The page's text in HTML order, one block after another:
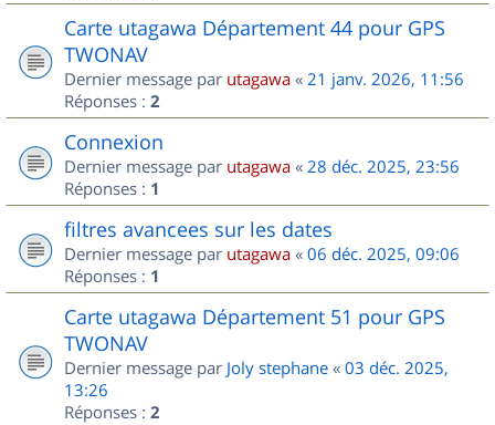
Carte utagawa Département 44 pour GPS
TWONAV
Dernier message par utagawa « 21 janv. 2026, 11:56
Réponses : 2
Connexion
Dernier message par utagawa « 28 déc. 2025, 23:56
Réponses : 1
filtres avancees sur les dates
Dernier message par utagawa « 06 déc. 2025, 09:06
Réponses : 1
Carte utagawa Département 51 pour GPS
TWONAV
Dernier message par Joly stephane « 03 déc. 2025,
13:26
Réponses : 2